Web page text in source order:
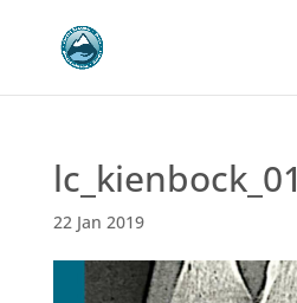
lc_kienbock_01
22 Jan 2019